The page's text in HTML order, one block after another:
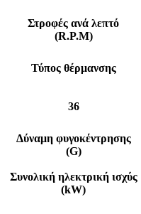
Στροφές ανά λεπτό
(R.P.M)
Τύπος θέρμανσης
36
Δύναμη φυγοκέντρησης
(G)
Συνολική ηλεκτρική ισχύς
(kW)